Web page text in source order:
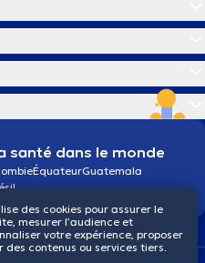
santé dans le monde
ÉquateurGuatemala
des cookies pour assurer le
mesurer l’audience et
votre expérience, proposer
contenus ou services tiers.